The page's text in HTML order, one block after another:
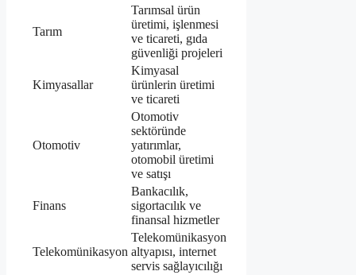
Tarım
Tarımsal ürün
üretimi, işlenmesi
ve ticareti, gıda
güvenliği projeleri
Kimyasallar
Kimyasal
ürünlerin üretimi
ve ticareti
Otomotiv
Otomotiv
sektöründe
yatırımlar,
otomobil üretimi
ve satışı
Finans
Bankacılık,
sigortacılık ve
finansal hizmetler
Telekomünikasyon
Telekomünikasyon
altyapısı, internet
servis sağlayıcılığı